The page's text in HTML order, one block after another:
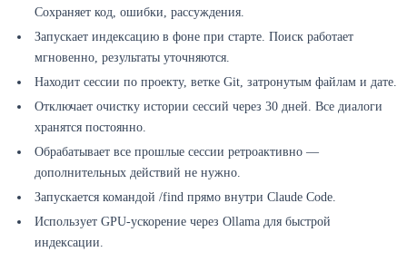
Сохраняет код, ошибки, рассуждения.
Запускает индексацию в фоне при старте. Поиск работает
мгновенно, результаты уточняются.
Находит сессии по проекту, ветке Git, затронутым файлам и дате.
Отключает очистку истории сессий через 30 дней. Все диалоги
хранятся постоянно.
Обрабатывает все прошлые сессии ретроактивно —
дополнительных действий не нужно.
Запускается командой /find прямо внутри Claude Code.
Использует GPU-ускорение через Ollama для быстрой
индексации.